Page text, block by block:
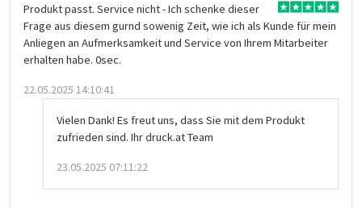
Produkt passt. Service nicht - Ich schenke dieser
Frage aus diesem gurnd sowenig Zeit, wie ich als Kunde für mein
Anliegen an Aufmerksamkeit und Service von Ihrem Mitarbeiter
erhalten habe. 0sec.
22.05.2025 14:10:41
Vielen Dank! Es freut uns, dass Sie mit dem Produkt
zufrieden sind. Ihr druck.at Team
23.05.2025 07:11:22